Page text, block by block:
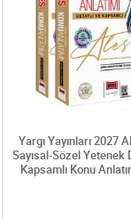
Yargı Yayınları 2027
Sayısal-Sözel Yetenek
Kapsamlı Konu